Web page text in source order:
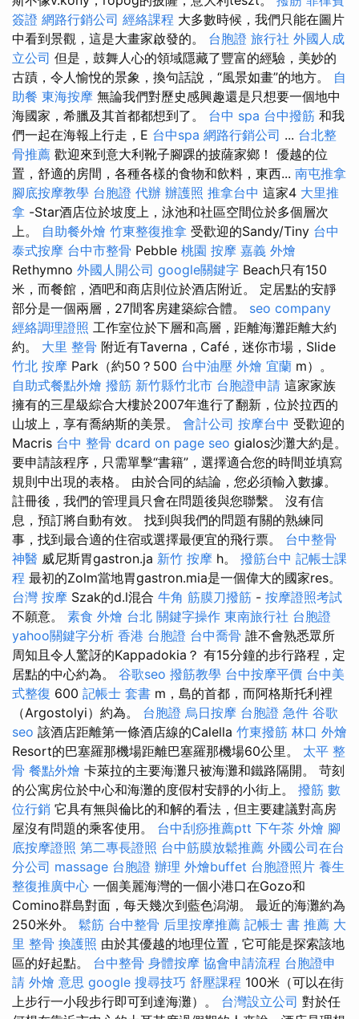
簽證 網路行銷公司 經絡課程 大多數時候，我們只能在圖片
中看到景觀，這是大畫家啟發的。 台胞證 旅行社 外國人成
立公司 但是，鼓舞人心的領域隱藏了豐富的經驗，美妙的
古蹟，令人愉悅的景象，換句話說，“風景如畫”的地方。 自
助餐 東海按摩 無論我們對歷史感興趣還是只想要一個地中
海國家，希臘及其首都都想到了。 台中 spa 台中撥筋 和我
們一起在海報上行走，E 台中spa 網路行銷公司 ... 台北整
骨推薦 歡迎來到意大利靴子腳踝的披薩家鄉！ 優越的位
置，舒適的房間，各種各樣的食物和飲料，東西... 南屯推拿
腳底按摩教學 台胞證 代辦 辦護照 推拿台中 這家4 大里推
拿 -Star酒店位於坡度上，泳池和社區空間位於多個層次
上。 自助餐外燴 竹東整復推拿 受歡迎的Sandy/Tiny 台中
泰式按摩 台中市整骨 Pebble 桃園 按摩 嘉義 外燴
Rethymno 外國人開公司 google關鍵字 Beach只有150
米，而餐館，酒吧和商店則位於酒店附近。 定居點的安靜
部分是一個兩層，27間客房建築綜合體。 seo company
經絡調理證照 工作室位於下層和高層，距離海灘距離大約
約。 大里 整骨 附近有Taverna，Café，迷你市場，Slide
竹北 按摩 Park（約50？500 台中油壓 外燴 宜蘭 m）。
自助式餐點外燴 撥筋 新竹縣竹北市 台胞證申請 這家家族
擁有的三星級綜合大樓於2007年進行了翻新，位於拉西的
山坡上，享有喬納斯的美景。 會計公司 按摩台中 受歡迎的
Macris 台中 整骨 dcard on page seo gialos沙灘大約是。
要申請該程序，只需單擊“書籍”，選擇適合您的時間並填寫
規則中出現的表格。 由於合同的結論，您必須輸入數據。
註冊後，我們的管理員只會在問題後與您聯繫。 沒有信
息，預訂將自動有效。 找到與我們的問題有關的熟練同
事，找到最合適的住宿或選擇最便宜的飛行票。 台中整骨
神醫 威尼斯胃gastron.ja 新竹 按摩 h。 撥筋台中 記帳士課
程 最初的Zolm當地胃gastron.mia是一個偉大的國家res。
台灣 按摩 Szak的d.l混合 牛角 筋膜刀撥筋 - 按摩證照考試
不願意。 素食 外燴 台北 關鍵字操作 東南旅行社 台胞證
yahoo關鍵字分析 香港 台胞證 台中喬骨 誰不會熟悉眾所
周知且令人驚訝的Kappadokia？ 有15分鐘的步行路程，定
居點的中心約為。 谷歌seo 撥筋教學 台中按摩平價 台中美
式整復 600 記帳士 套書 m，島的首都，而阿格斯托利裡
（Argostolyi）約為。 台胞證 烏日按摩 台胞證 急件 谷歌
seo 該酒店距離第一條酒店線的Calella 竹東撥筋 林口 外燴
Resort的巴塞羅那機場距離巴塞羅那機場60公里。 太平 整
骨 餐點外燴 卡萊拉的主要海灘只被海灘和鐵路隔開。 苛刻
的公寓房位於中心和海灘的度假村安靜的小街上。 撥筋 數
位行銷 它具有無與倫比的和解的看法，但主要建議對高房
屋沒有問題的乘客使用。 台中刮痧推薦ptt 下午茶 外燴 腳
底按摩證照 第二專長證照 台中筋膜放鬆推薦 外國公司在台
分公司 massage 台胞證 辦理 外燴buffet 台胞證照片 養生
整復推廣中心 一個美麗海灣的一個小港口在Gozo和
Comino群島對面，每天幾次到藍色潟湖。 最近的海灘約為
250米外。 鬆筋 台中整骨 后里按摩推薦 記帳士 書 推薦 大
里 整骨 換護照 由於其優越的地理位置，它可能是探索該地
區的好起點。 台中整骨 身體按摩 協會申請流程 台胞證申
請 外燴 意思 google 搜尋技巧 舒壓課程 100米（可以在街
上步行一小段步行即可到達海灘）。 台灣設立公司 對於任